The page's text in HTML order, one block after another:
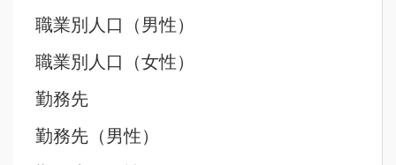
職業別人口（男性）
職業別人口（女性）
勤務先
勤務先（男性）